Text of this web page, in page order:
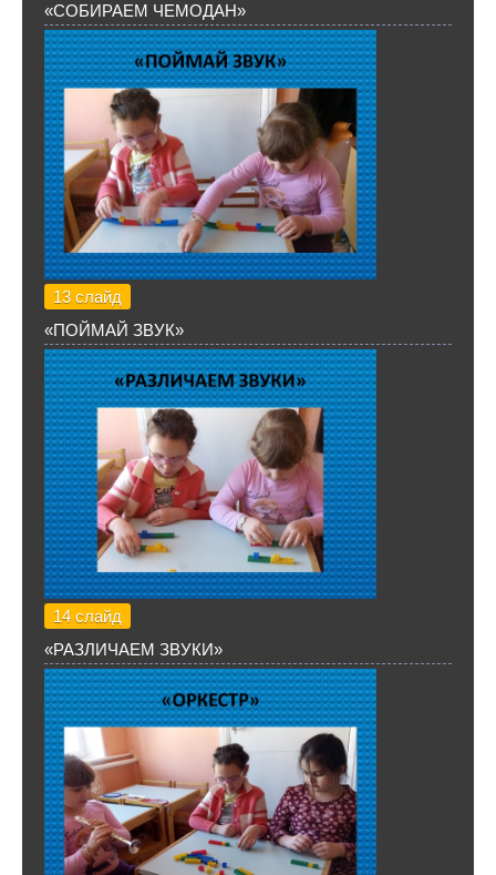
«СОБИРАЕМ ЧЕМОДАН»
13 слайд
«ПОЙМАЙ ЗВУК»
14 слайд
«РАЗЛИЧАЕМ ЗВУКИ»